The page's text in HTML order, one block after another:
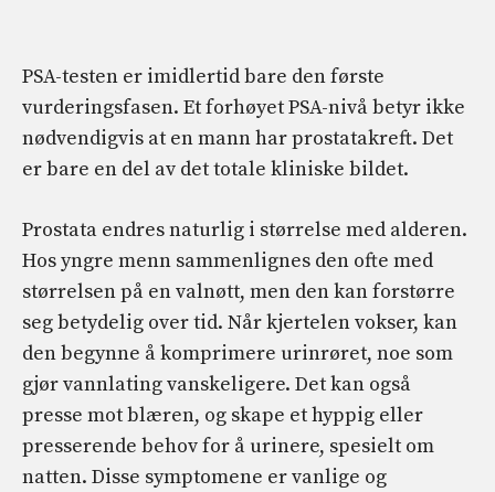
PSA-testen er imidlertid bare den første
vurderingsfasen. Et forhøyet PSA-nivå betyr ikke
nødvendigvis at en mann har prostatakreft. Det
er bare en del av det totale kliniske bildet.
Prostata endres naturlig i størrelse med alderen.
Hos yngre menn sammenlignes den ofte med
størrelsen på en valnøtt, men den kan forstørre
seg betydelig over tid. Når kjertelen vokser, kan
den begynne å komprimere urinrøret, noe som
gjør vannlating vanskeligere. Det kan også
presse mot blæren, og skape et hyppig eller
presserende behov for å urinere, spesielt om
natten. Disse symptomene er vanlige og